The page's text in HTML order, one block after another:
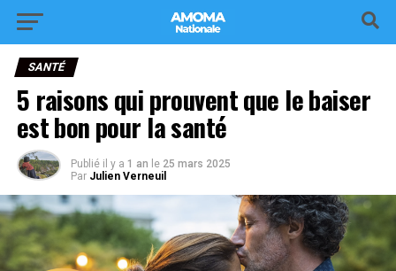
SANTÉ
5 raisons qui prouvent que le baiser
est bon pour la santé
Publié il y a 1 an le 25 mars 2025
Par Julien Verneuil